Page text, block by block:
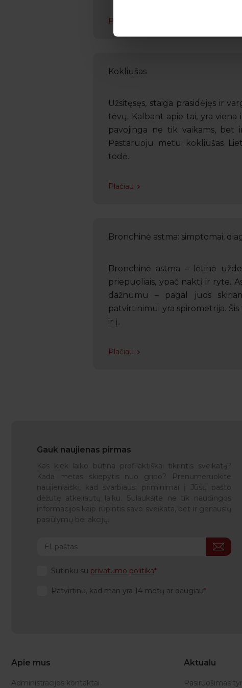
Plačiau
Kokliušas
Užsitęsęs, staiga prasidėjęs ir
tėvų. Kalbant apie tai, yra
pavojinga ne tik vaikams, bet
Pastaruoju metu kokliušas
todė..
Plačiau
Bronchinė astma: simptomai,
Bronchinė astma – lėtinė
priepuoliais, ypač naktį ir ryte.
dažnumu – pagal juos
patvirtinimui yra spirometrija.
ir į..
Plačiau
Gauk naujienas pirmas
Kas kiek laiko būtina profilaktiškai tikrintis sveikatą?
Kada metas skiepytis nuo gripo? Prenumeruokite
naujienlaiškį, kad svarbiausi priminimai į Jūsų pašto
dėžutę atkeliautų laiku. Sulauksite ne tik naudingos
informacijos kaip rūpintis savo sveikata, bet ir geriausių
pasiūlymų bei akcijų.
Sutinku su privatumo politika
Patvirtinu, kad man yra 14 metų ar daugiau
Apie mus
Administracijos kontaktai
Aktualu
Pasiruošimas